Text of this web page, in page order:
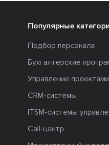
Популярные
Подбор персонала
Бухгалтерские
Управление проектами
CRM-системы
ITSM-системы
Call-центр